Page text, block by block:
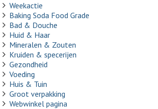
Weekactie
Baking Soda Food Grade
Bad & Douche
Huid & Haar
Mineralen & Zouten
Kruiden & specerijen
Gezondheid
Voeding
Huis & Tuin
Groot verpakking
Webwinkel pagina